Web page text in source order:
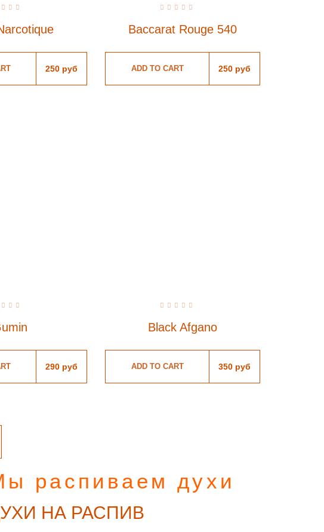
250 руб
out
of
Baccarat Rouge 540
250 руб
ADD TO CART
290 руб
out
of
Black Afgano
350 руб
ADD TO CART
распиваем духи
НА РАСПИВ